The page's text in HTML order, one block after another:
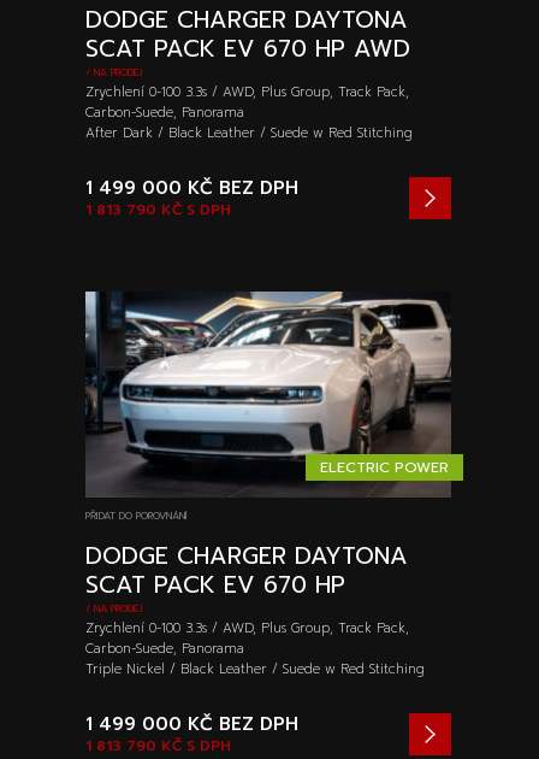
DODGE CHARGER DAYTONA
SCAT PACK EV 670 HP AWD
/ NA PRODEJ
Zrychlení 0-100 3.3s / AWD, Plus Group, Track Pack,
Carbon-Suede, Panorama
After Dark / Black Leather / Suede w Red Stitching
1 813 790 KČ S DPH
1 499 000 KČ BEZ DPH
ELECTRIC POWER
PŘIDAT DO POROVNÁNÍ
DODGE CHARGER DAYTONA
SCAT PACK EV 670 HP
/ NA PRODEJ
Zrychlení 0-100 3.3s / AWD, Plus Group, Track Pack,
Carbon-Suede, Panorama
Triple Nickel / Black Leather / Suede w Red Stitching
1 813 790 KČ S DPH
1 499 000 KČ BEZ DPH